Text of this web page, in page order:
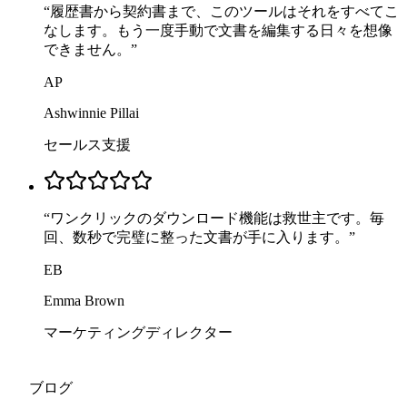
“履歴書から契約書まで、このツールはそれをすべてこ
なします。もう一度手動で文書を編集する日々を想像
できません。 ”
AP
Ashwinnie Pillai
セールス支援
“ワンクリックのダウンロード機能は救世主です。毎
回、数秒で完璧に整った文書が手に入ります。 ”
EB
Emma Brown
マーケティングディレクター
ブログ